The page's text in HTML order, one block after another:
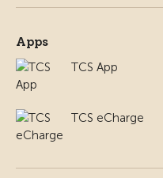
Apps
TCS App
TCS eCharge